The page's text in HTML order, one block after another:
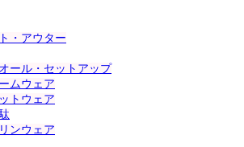
・アウター
ール・セットアップ
ムウェア
トウェア
ンウェア